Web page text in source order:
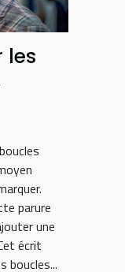
les
parure
une
écrit
boucles...